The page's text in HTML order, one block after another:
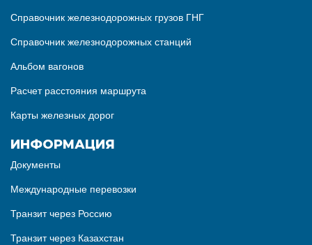
Справочник железнодорожных грузов ГНГ
Справочник железнодорожных станций
Альбом вагонов
Расчет расстояния маршрута
Карты железных дорог
ИНФОРМАЦИЯ
Документы
Международные перевозки
Транзит через Россию
Транзит через Казахстан